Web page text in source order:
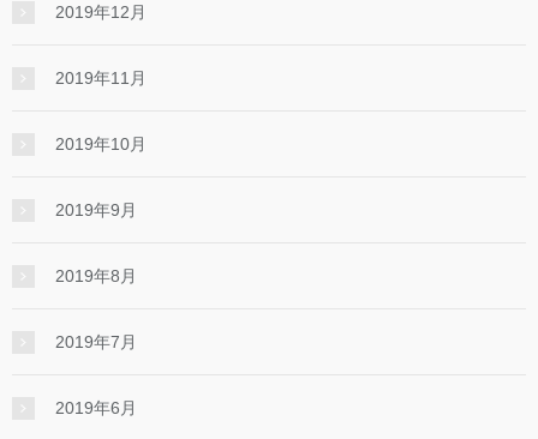
2019年12月
2019年11月
2019年10月
2019年9月
2019年8月
2019年7月
2019年6月